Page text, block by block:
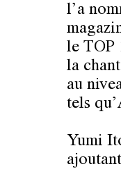
l’a
le TOP
la
au
tels
Yumi